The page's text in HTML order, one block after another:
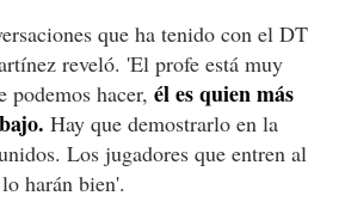
que ha tenido con el DT
reveló. 'El profe está muy
podemos hacer, él es quien más
Hay que demostrarlo en la
Los jugadores que entren al
harán bien'.